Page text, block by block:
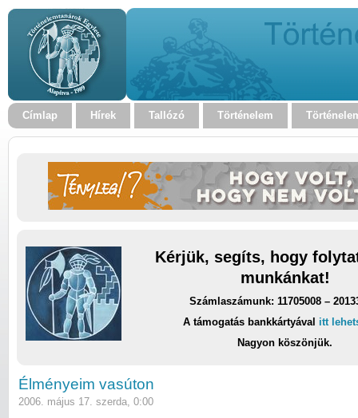
Címlap Hírek Tallózó Történelem
Kérjük, segíts, hogy
munkánkat!
Számlaszámunk: 11705008 –
A támogatás bankkártyával itt
Nagyon köszönjük.
Élményeim vasúton
2006. május 17. szerda, 0:00